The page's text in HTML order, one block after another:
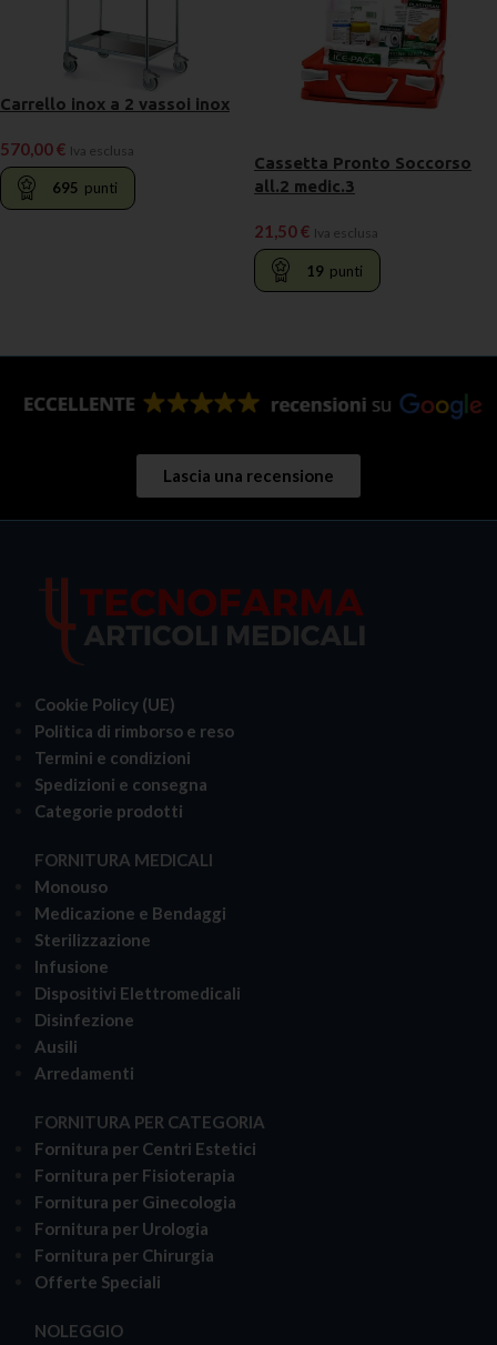
Carrello inox a 2 vassoi inox
570,00€ Iva esclusa
695 punti
Cassetta Pronto Soccorso
all.2 medic.3
21,50€ Iva esclusa
19 punti
Lascia una recensione
Cookie Policy (UE)
Politica di rimborso e reso
Termini e condizioni
Spedizioni e consegna
Categorie prodotti
FORNITURA MEDICALI
Monouso
Medicazione e Bendaggi
Sterilizzazione
Infusione
Dispositivi Elettromedicali
Disinfezione
Ausili
Arredamenti
FORNITURA PER CATEGORIA
Fornitura per Centri Estetici
Fornitura per Fisioterapia
Fornitura per Ginecologia
Fornitura per Urologia
Fornitura per Chirurgia
Offerte Speciali
NOLEGGIO